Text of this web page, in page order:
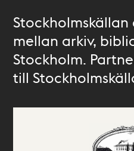
mellan arkiv,
Stockholm.
till